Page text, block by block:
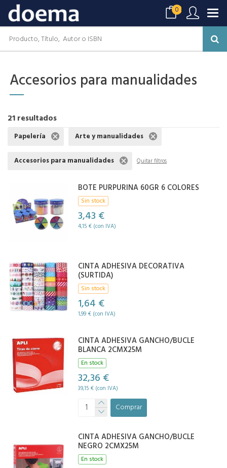
0
Accesorios para manualidades
21 resultados
Papelería Arte y manualidades
Accesorios para manualidades Quitar filtros
BOTE PURPURINA 60GR 6 COLORES
Sin stock
3,43 €
4,15 € (con IVA)
CINTA ADHESIVA DECORATIVA
(SURTIDA)
Sin stock
1,64 €
1,99 € (con IVA)
CINTA ADHESIVA GANCHO/BUCLE
BLANCA 2CMX25M
En stock
32,36 €
39,15 € (con IVA)
Comprar
CINTA ADHESIVA GANCHO/BUCLE
NEGRO 2CMX25M
En stock